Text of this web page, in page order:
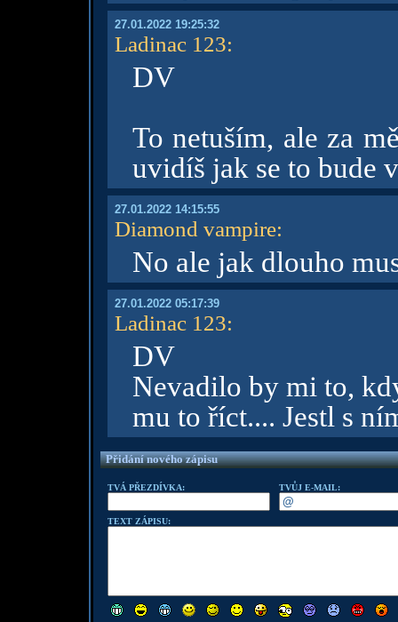
27.01.2022 19:25:32
Ladinac 123:
DV
To netuším, ale za
uvidíš jak se to bude
27.01.2022 14:15:55
Diamond vampire:
No ale jak dlouho
27.01.2022 05:17:39
Ladinac 123:
DV
Nevadilo by mi to,
mu to říct.... Jestl s
Přidání nového zápisu
TVÁ PŘEZDÍVKA: TVŮJ E-MAIL:
TEXT ZÁPISU: